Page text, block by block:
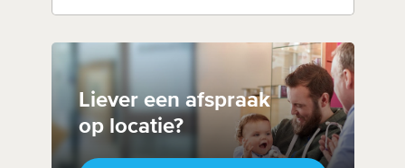
Liever een afspraak
op locatie?